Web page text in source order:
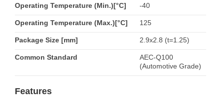
Operating Temperature (Min.)[°C] -40
Operating Temperature (Max.)[°C] 125
Package Size [mm] 2.9x2.8 (t=1.25)
Common Standard
AEC-Q100
(Automotive Grade)
Features